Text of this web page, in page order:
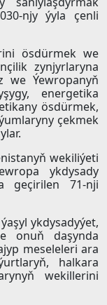
njy ýyla çenli
ösdürmek we
zynjyrlaryna
we Ýewropanyň
energetika
ösdürmek,
çekmek
wekiliýeti
ykdysady
geçirilen 71-nji
ykdysadyýet,
onuň daşynda
meseleleri ara
halkara
wekillerini